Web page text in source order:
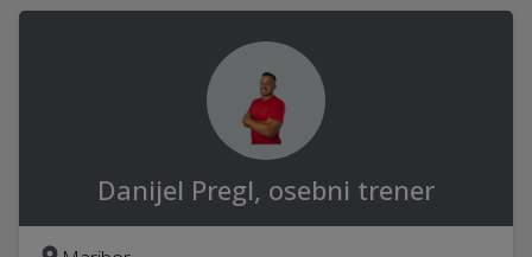
Danijel Pregl, osebni trener